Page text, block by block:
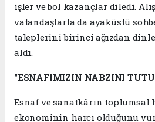
işler ve bol kazançlar diledi.
vatandaşlarla da ayaküstü
taleplerini birinci ağızdan
aldı.
"ESNAFIMIZIN NABZINI
Esnaf ve sanatkârın toplumsal
ekonominin harcı olduğunu